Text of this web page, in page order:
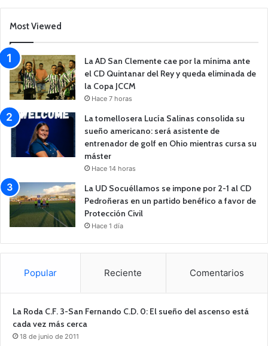
Most Viewed
La AD San Clemente cae por la mínima ante
el CD Quintanar del Rey y queda eliminada de
la Copa JCCM
Hace 7 horas
La tomellosera Lucía Salinas consolida su
sueño americano: será asistente de
entrenador de golf en Ohio mientras cursa su
máster
Hace 14 horas
La UD Socuéllamos se impone por 2-1 al CD
Pedroñeras en un partido benéfico a favor de
Protección Civil
Hace 1 día
Popular Reciente Comentarios
La Roda C.F. 3-San Fernando C.D. 0: El sueño del ascenso está
cada vez más cerca
18 de junio de 2011